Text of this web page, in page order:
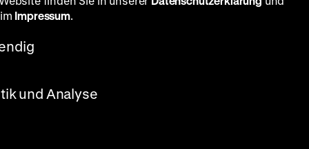
Impressum.
und Analyse